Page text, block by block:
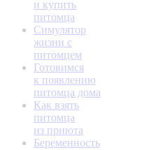
и купить
питомца
Симулятор
жизни с
питомцем
Готовимся
к появлению
питомца дома
Как взять
питомца
из приюта
Беременность